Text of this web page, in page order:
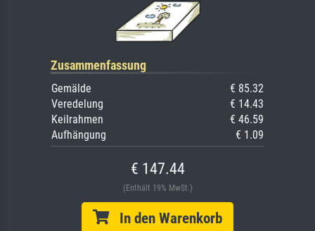
Zusammenfassung
Gemälde
€ 85.32
Veredelung
€ 14.43
Keilrahmen
€ 46.59
Aufhängung
€ 1.09
€ 147.44
(Enthält 19% MwSt.)
In den Warenkorb